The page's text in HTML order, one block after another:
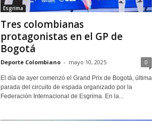
Esgrima
Tres colombianas
protagonistas en el GP de
Bogotá
Deporte Colombiano - mayo 10, 2025 0
El día de ayer comenzó el Grand Prix de Bogotá, última
parada del circuito de espada organizado por la
Federación Internacional de Esgrima. En la...